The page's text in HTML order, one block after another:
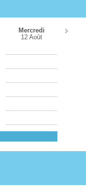
Mercredi
12 Août